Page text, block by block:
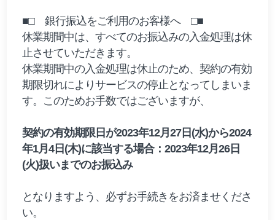
■□ 銀行振込をご利用のお客様へ □■
休業期間中は、すべてのお振込みの入金処理は休
止させていただきます。
休業期間中の入金処理は休止のため、契約の有効
期限切れによりサービスの停止となってしまいま
す。このためお手数ではございますが、
契約の有効期限日が2023年12月27日(水)から2024
年1月4日(木)に該当する場合：2023年12月26日
(火)扱いまでのお振込み
となりますよう、必ずお手続きをお済ませくださ
い。